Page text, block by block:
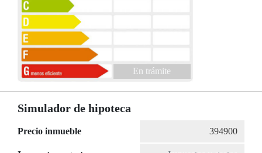
En trámite
Simulador de hipoteca
Precio inmueble